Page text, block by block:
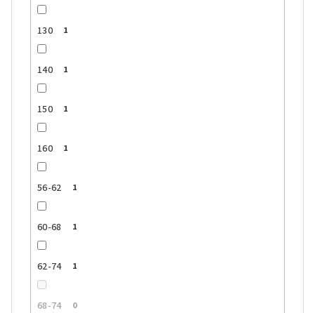
130 1
140 1
150 1
160 1
56-62 1
60-68 1
62-74 1
68-74 0